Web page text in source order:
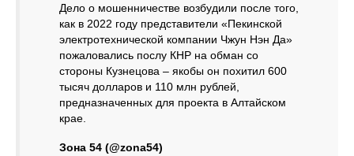
Дело о мошенничестве возбудили после того,
как в 2022 году представители «Пекинской
электротехнической компании Чжун Нэн Да»
пожаловались послу КНР на обман со
стороны Кузнецова – якобы он похитил 600
тысяч долларов и 110 млн рублей,
предназначенных для проекта в Алтайском
крае.
Зона 54 (@zona54)